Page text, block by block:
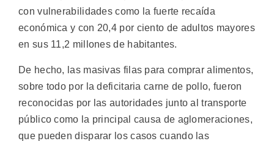
con vulnerabilidades como la fuerte recaída
económica y con 20,4 por ciento de adultos mayores
en sus 11,2 millones de habitantes.
De hecho, las masivas filas para comprar alimentos,
sobre todo por la deficitaria carne de pollo, fueron
reconocidas por las autoridades junto al transporte
público como la principal causa de aglomeraciones,
que pueden disparar los casos cuando las